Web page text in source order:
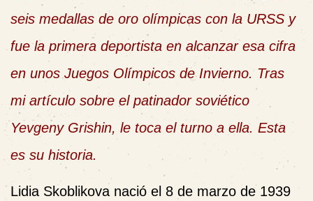
seis medallas de oro olímpicas con la URSS y
fue la primera deportista en alcanzar esa cifra
en unos Juegos Olímpicos de Invierno. Tras
mi artículo sobre el patinador soviético
Yevgeny Grishin, le toca el turno a ella. Esta
es su historia.
Lidia Skoblikova nació el 8 de marzo de 1939